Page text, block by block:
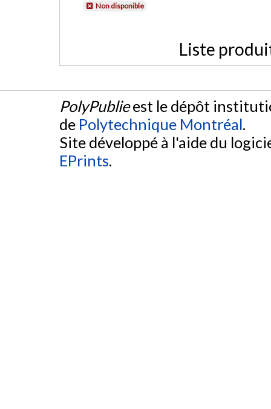
Non disponible
Liste
PolyPublieest le dépôt
de Polytechnique Montréal.
Site développé à l'aide du
EPrints.